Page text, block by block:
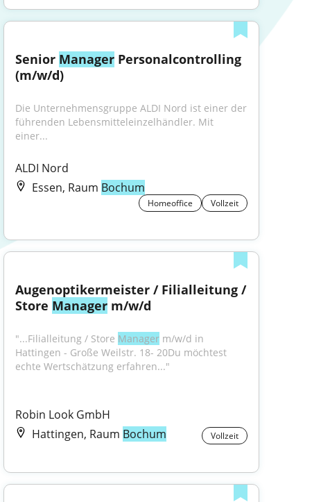
Senior Manager Personalcontrolling
(m/w/d)
Die Unternehmensgruppe ALDI Nord ist einer der
führenden Lebensmitteleinzelhändler. Mit
einer...
ALDI Nord
Essen, Raum Bochum
Homeoffice Vollzeit
Augenoptikermeister / Filialleitung /
Store Manager m/w/d
"...Filialleitung / Store Manager m/w/d in
Hattingen - Große Weilstr. 18- 20Du möchtest
echte Wertschätzung erfahren..."
Robin Look GmbH
Hattingen, Raum Bochum Vollzeit